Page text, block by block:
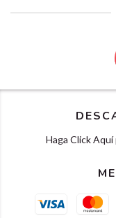
Haga Click